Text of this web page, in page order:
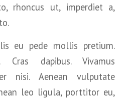
rhoncus ut, imperdiet a,
eu pede mollis pretium.
Cras dapibus. Vivamus
nisi. Aenean vulputate
leo ligula, porttitor eu,